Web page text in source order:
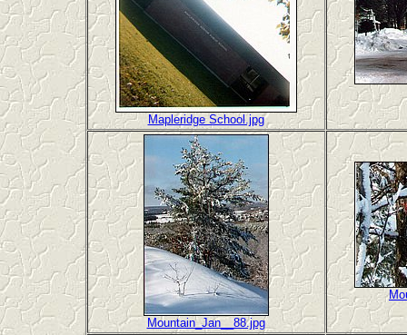
Mapleridge School.jpg
Mountain_Jan__88.jpg